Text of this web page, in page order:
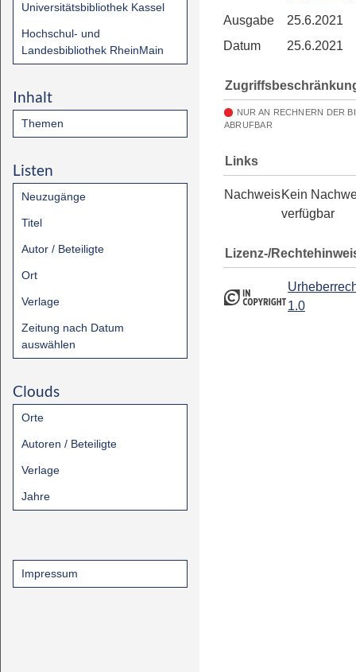
Universitätsbibliothek Kassel
Hochschul- und
Landesbibliothek RheinMain
Inhalt
Themen
Listen
Neuzugänge
Titel
Autor / Beteiligte
Ort
Verlage
Zeitung nach Datum
auswählen
Clouds
Orte
Autoren / Beteiligte
Verlage
Jahre
Impressum
Ausgabe
25.6.2021
Datum
25.6.2021
NUR AN RECHNERN DER
ABRUFBAR
Links
NachweisKein
verfügbar
Lizenz-/
1.0